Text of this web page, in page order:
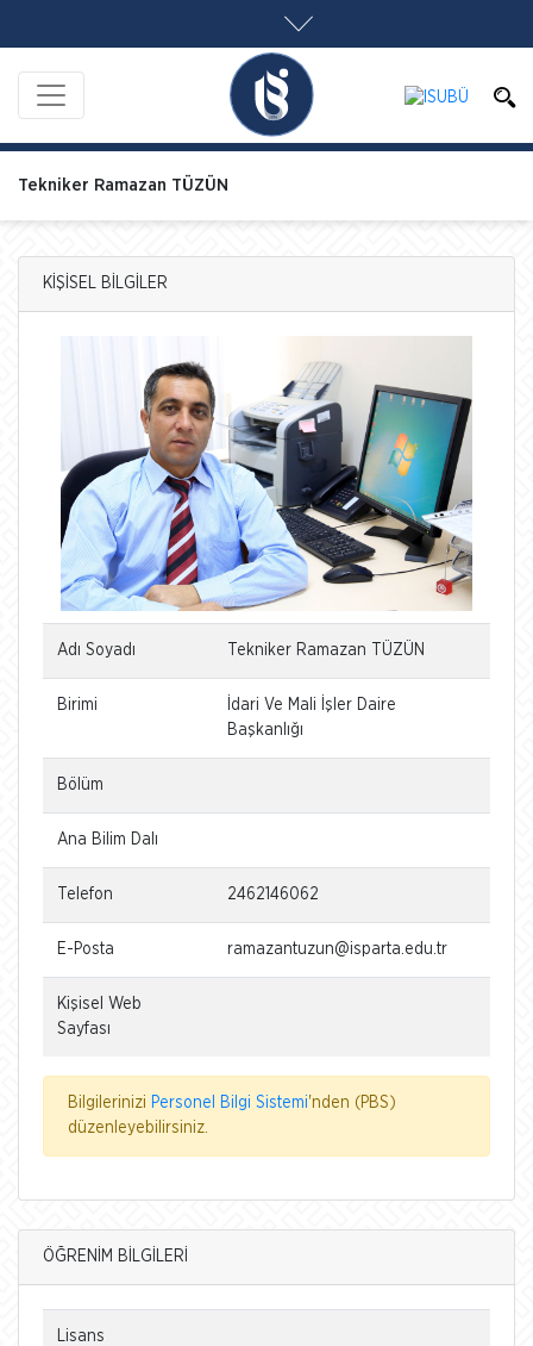
Tekniker Ramazan TÜZÜN
KİŞİSEL BİLGİLER
Adı Soyadı Tekniker Ramazan TÜZÜN
Birimi
İdari Ve Mali İşler Daire
Başkanlığı
Bölüm
Ana Bilim Dalı
Telefon 2462146062
E-Posta ramazantuzun@isparta.edu.tr
Kişisel Web
Sayfası
Bilgilerinizi Personel Bilgi Sistemi'nden (PBS)
düzenleyebilirsiniz.
ÖĞRENİM BİLGİLERİ
Lisans